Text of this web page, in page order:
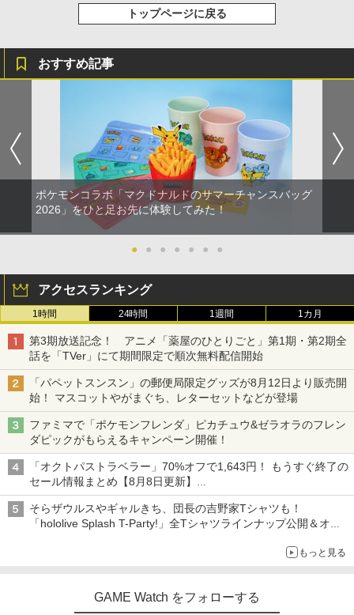
トップページに戻る
おすすめ記事
ポケモンコラボ「マクドナルドのサマーチャンスバッグ
2026」をひと足お先に体験してみた！
● ● ● ● ● ● ●
アクセスランキング
1時間 24時間 1週間 1カ月
第3期放送記念！ アニメ「薬屋のひとりごと」第1期・第2期全
話を「TVer」にて期間限定で順次無料配信開始
「パペットスンスン」の郵便局限定グッズが8月12日より販売開
始！ マスコットやがまぐち、レターセットなどが登場
ファミマで「ポケモンフレンダ」ピカチュウ&ゼラオラのフレン
ダピックがもらえるキャンペーン開催！
「オクトパストラベラー」70%オフで1,643円！ もうすぐ終了の
セール情報まとめ【8月8日更新】
ニンテンドーeショップでは「大神 絶景版」が67%オフで990円
そらザウルスやギャルきち、団長の吉野家Tシャツも！
「hololive Splash T-Party!」全Tシャツラインナップ公開＆オン
もっと見る
GAME Watch をフォローする